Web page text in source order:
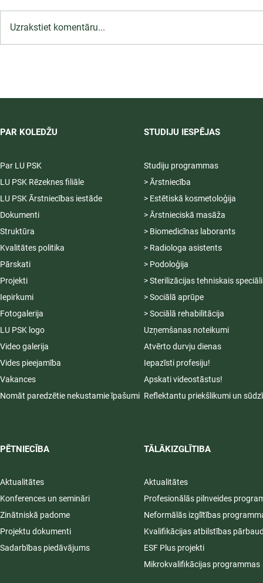
Uzrakstiet komentāru...
PAR KOLEDŽU
Par LU PSK
LU PSK Rēzeknes filiāle
LU PSK Ārstniecības iestāde
Dokumenti
Struktūra
Kvalitātes politika
Pārskati
Projekti
Iepirkumi
Fotogalerija
LU PSK logo
Video galerija
Vides pieejamība
Vakances
Nomāt paredzētie nekustamie īpašumi
PĒTNIECĪBA
Aktualitātes
Konferences un semināri
Zinātniskā padome
Projektu dokumenti
Sadarbības piedāvājums
STUDIJU IESPĒJAS
Studiju programmas
> Ārstniecība
> Estētiskā kosmetoloģija
> Ārstnieciskā masāža
> Biomedicīnas laborants
> Radiologa asistents
> Podoloģija
> Sterilizācijas tehniskais
> Sociālā aprūpe
> Sociālā rehabilitācija
Uzņemšanas noteikumi
Atvērto durvju dienas
Iepazīsti profesiju!
Apskati videostāstus!
Reflektantu priekšlikumi un
TĀLĀKIZGLĪTIBA
Aktualitātes
Profesionālās pilnveides
Neformālās izglītības
Kvalifikācijas atbilstības
ESF Plus projekti
Mikrokvalifikācijas programmas